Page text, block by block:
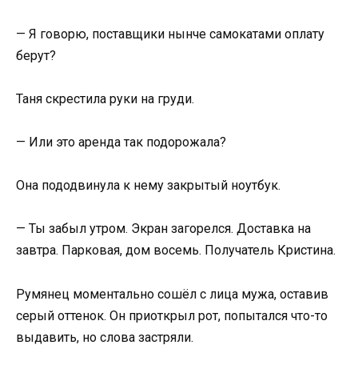
— Я говорю, поставщики нынче самокатами оплату
берут?
Таня скрестила руки на груди.
— Или это аренда так подорожала?
Она пододвинула к нему закрытый ноутбук.
— Ты забыл утром. Экран загорелся. Доставка на
завтра. Парковая, дом восемь. Получатель Кристина.
Румянец моментально сошёл с лица мужа, оставив
серый оттенок. Он приоткрыл рот, попытался что-то
выдавить, но слова застряли.